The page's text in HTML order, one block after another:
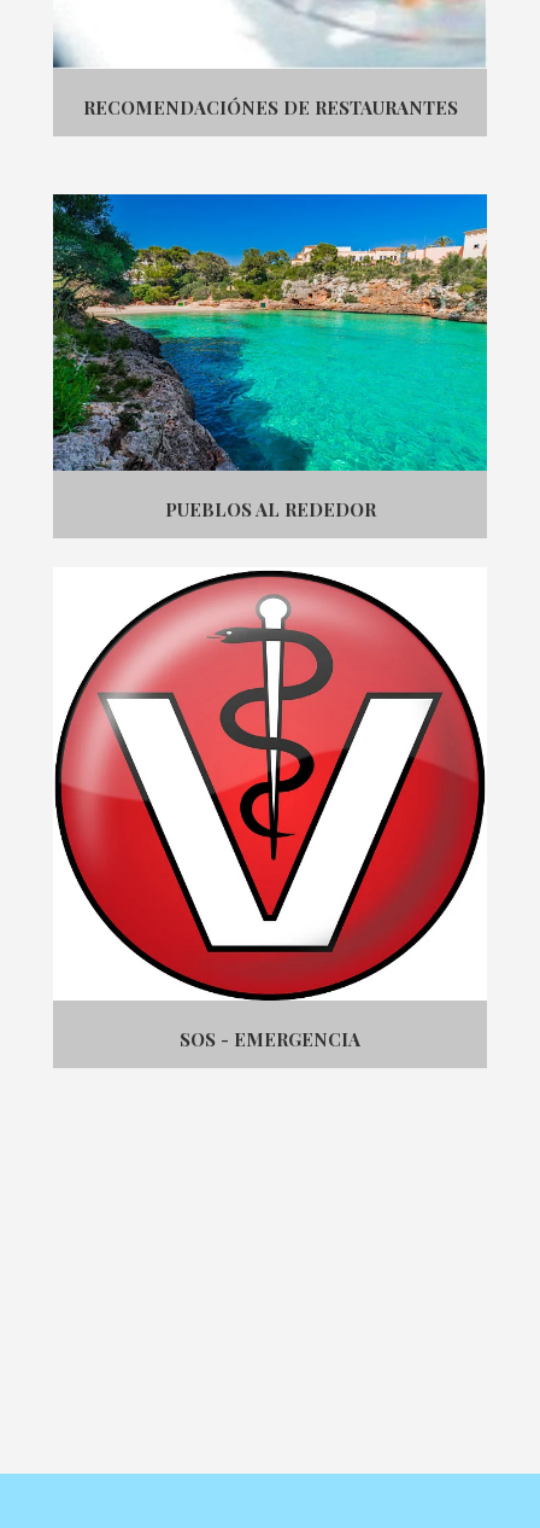
RECOMENDACIÓNES DE RESTAURANTES
PUEBLOS AL REDEDOR
SOS - EMERGENCIA